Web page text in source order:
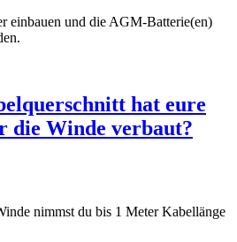
einbauen und die AGM-Batterie(en)
hat eure
die Winde verbaut?
nimmst du bis 1 Meter Kabellänge